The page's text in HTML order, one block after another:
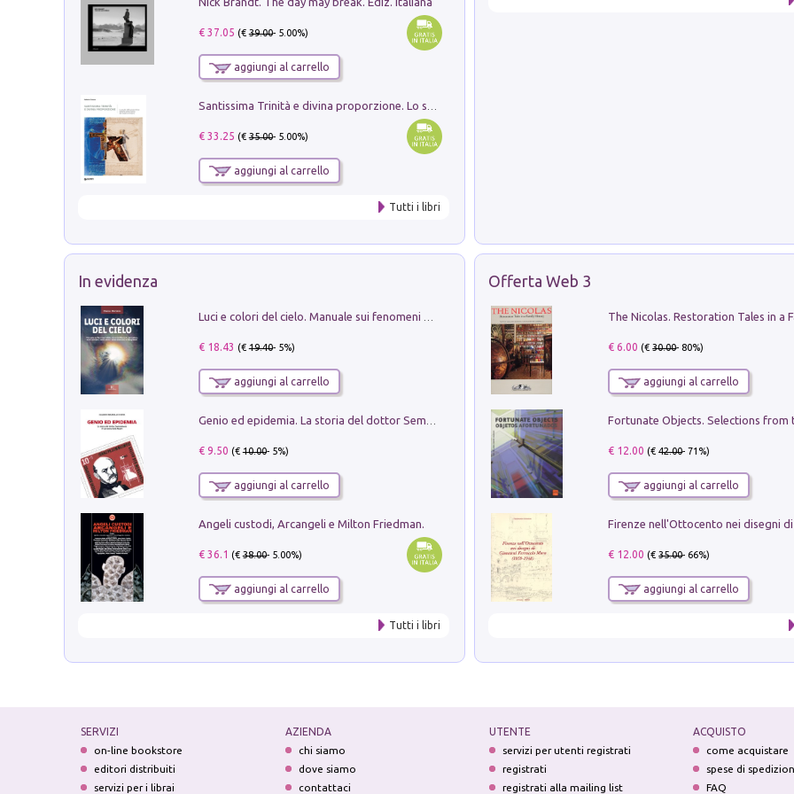
€ 37.05 (€39.00- 5.00%)
aggiungi al carrello
€ 33.25 (€35.00- 5.00%)
aggiungi al carrello
Tutti i libri
In evidenza
€ 18.43 (€19.40- 5%)
aggiungi al carrello
€ 9.50 (€10.00- 5%)
aggiungi al carrello
Angeli custodi, Arcangeli e Milton Friedman.
€ 36.1 (€38.00- 5.00%)
aggiungi al carrello
Tutti i libri
Offerta Web 3
€ 6.00 (€30.00- 80%)
aggiungi al carrello
€ 12.00 (€42.00- 71%)
aggiungi al carrello
€ 12.00 (€35.00- 66%)
aggiungi al carrello
SERVIZI
on-line bookstore
editori distribuiti
servizi per i librai
AZIENDA
chi siamo
dove siamo
contattaci
UTENTE
servizi per utenti registrati
registrati
registrati alla mailing list
ACQUISTO
come acquistare
spese di
FAQ